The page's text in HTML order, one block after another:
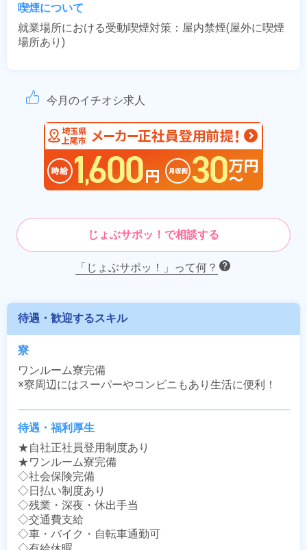
喫煙について
就業場所における受動喫煙対策：屋内禁煙(屋外に喫煙
場所あり)
今月のイチオシ求人
じょぶサポッ！で相談する
「じょぶサポッ！」って何？
待遇・歓迎するスキル
寮
ワンルーム寮完備
※寮周辺にはスーパーやコンビニもあり生活に便利！
待遇・福利厚生
★自社正社員登用制度あり
★ワンルーム寮完備
◇社会保険完備
◇日払い制度あり
◇残業・深夜・休出手当
◇交通費支給
◇車・バイク・自転車通勤可